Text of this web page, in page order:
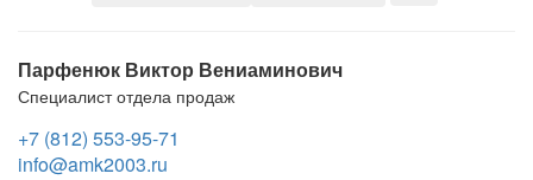
Парфенюк Виктор Вениаминович
Специалист отдела продаж
+7 (812) 553-95-71
info@amk2003.ru